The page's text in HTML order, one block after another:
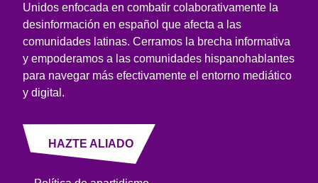
Unidos enfocada en combatir colaborativamente la
desinformación en español que afecta a las
comunidades latinas. Cerramos la brecha informativa
y empoderamos a las comunidades hispanohablantes
para navegar más efectivamente el entorno mediático
y digital.
HAZTE ALIADO